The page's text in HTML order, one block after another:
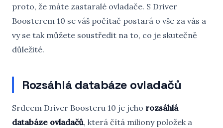
proto, že máte zastaralé ovladače. S Driver
Boosterem 10 se váš počítač postará o vše za vás a
vy se tak můžete soustředit na to, co je skutečně
důležité.
Rozsáhlá databáze ovladačů
Srdcem Driver Boosteru 10 je jeho rozsáhlá
databáze ovladačů, která čítá miliony položek a